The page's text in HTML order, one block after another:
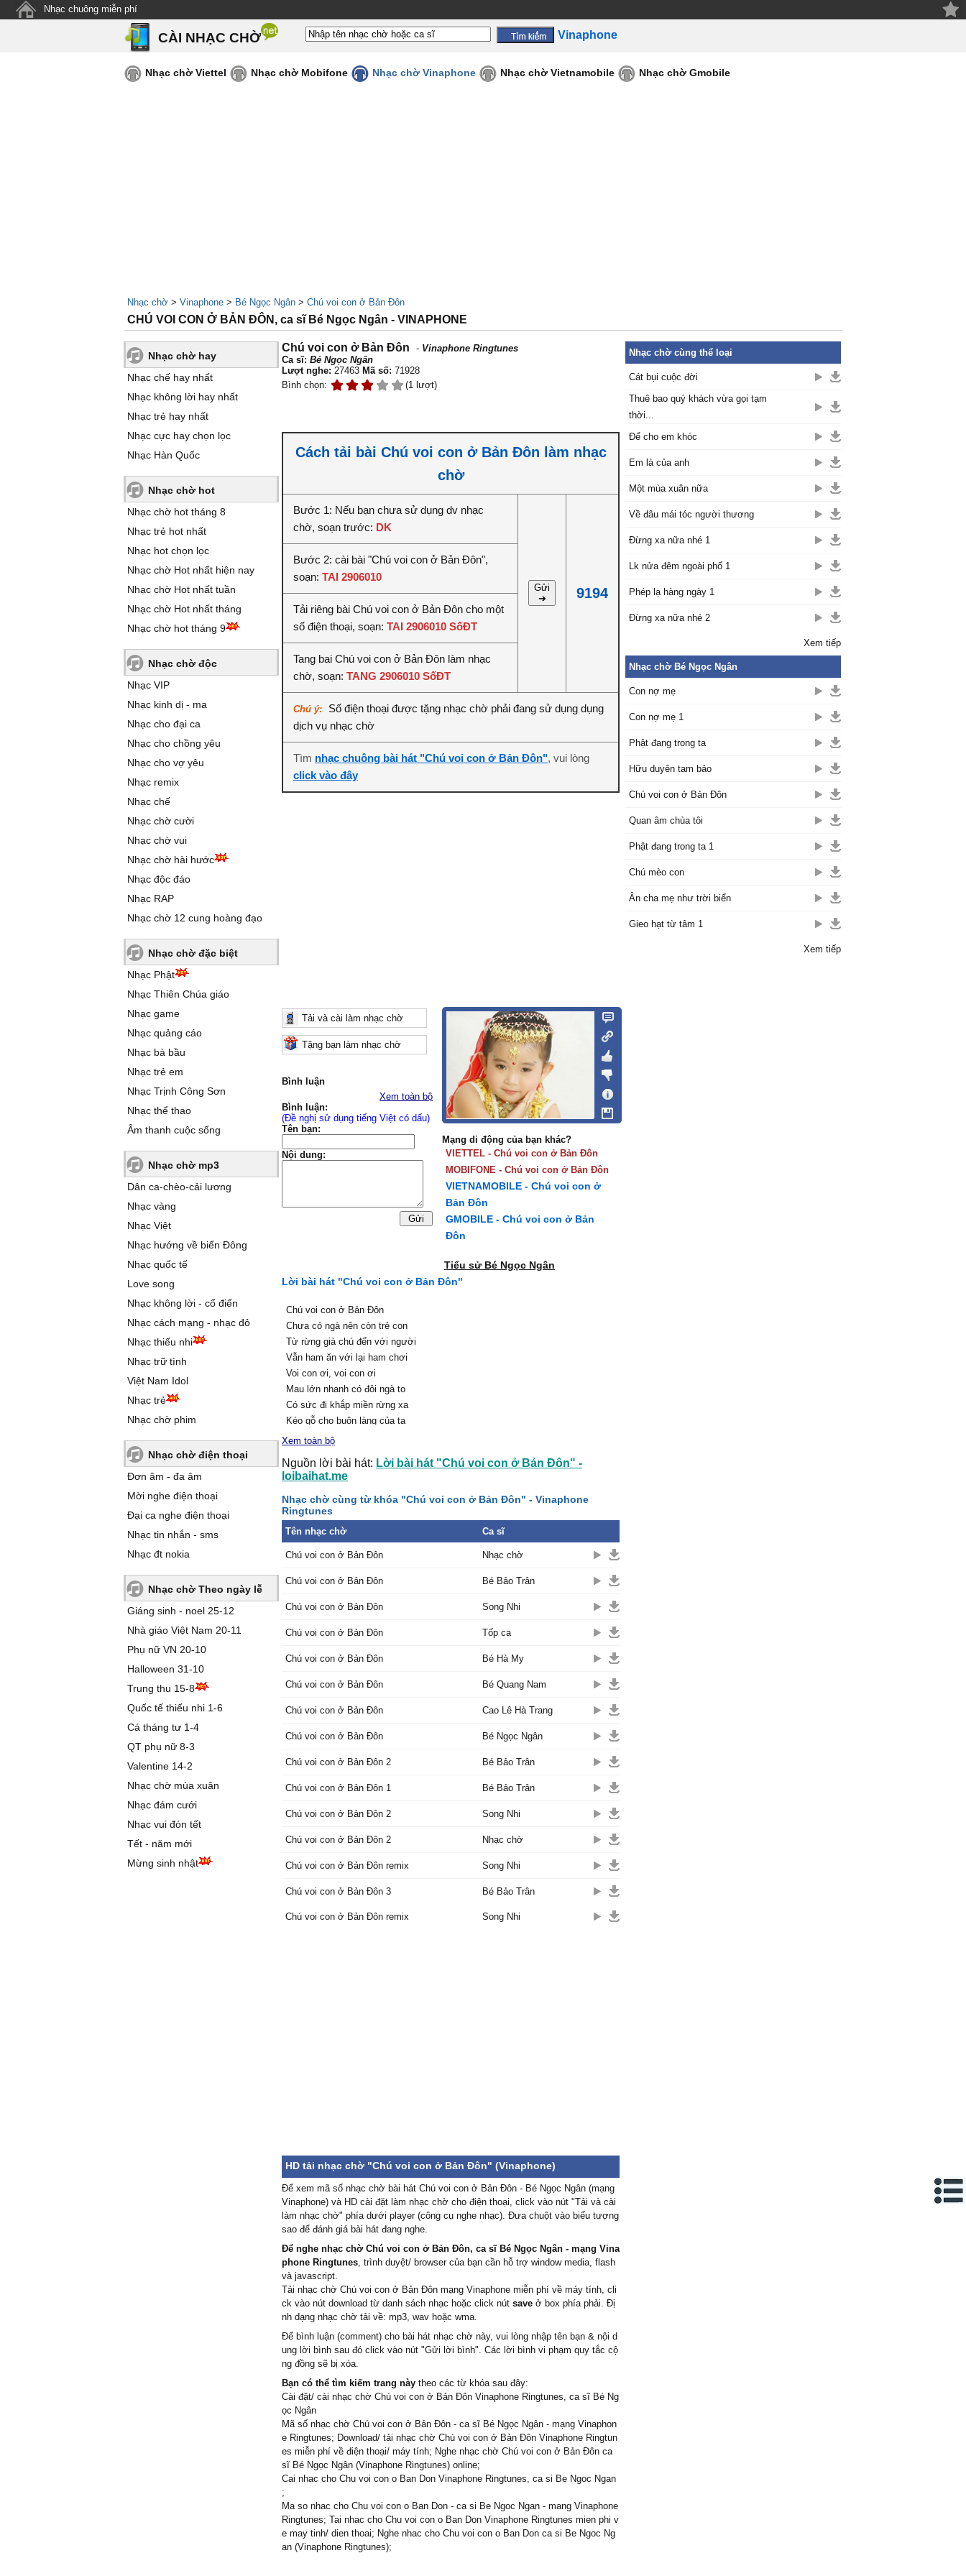
Nhạc chuông miễn phí
CÀI NHẠC CHỜ Vinaphone
Nhạc chờ Viettel Nhạc chờ Mobifone Nhạc chờ Vinaphone Nhạc chờ Vietnamobile Nhạc chờ Gmobile
Nhạc chờ > Vinaphone > Bé Ngọc Ngân > Chú voi con ở Bản Đôn
CHÚ VOI CON Ở BẢN ĐÔN, ca sĩ Bé Ngọc Ngân - VINAPHONE
Nhạc chờ hay
Nhạc chế hay nhất
Nhạc không lời hay nhất
Nhạc trẻ hay nhất
Nhạc cực hay chọn lọc
Nhạc Hàn Quốc
Nhạc chờ hot
Nhạc chờ hot tháng 8
Nhạc trẻ hot nhất
Nhạc hot chọn lọc
Nhạc chờ Hot nhất hiện nay
Nhạc chờ Hot nhất tuần
Nhạc chờ Hot nhất tháng
Nhạc chờ hot tháng 9
Nhạc chờ độc
Nhạc VIP
Nhạc kinh dị - ma
Nhạc cho đại ca
Nhạc cho chồng yêu
Nhạc cho vợ yêu
Nhạc remix
Nhạc chế
Nhạc chờ cười
Nhạc chờ vui
Nhạc chờ hài hước
Nhạc độc đáo
Nhạc RAP
Nhạc chờ 12 cung hoàng đạo
Nhạc chờ đặc biệt
Nhạc Phật
Nhạc Thiên Chúa giáo
Nhạc game
Nhạc quảng cáo
Nhạc bà bầu
Nhạc trẻ em
Nhạc Trịnh Công Sơn
Nhạc thể thao
Âm thanh cuộc sống
Nhạc chờ mp3
Dân ca-chèo-cải lương
Nhạc vàng
Nhạc Việt
Nhạc hướng về biển Đông
Nhạc quốc tế
Love song
Nhạc không lời - cổ điển
Nhạc cách mạng - nhạc đỏ
Nhạc thiếu nhi
Nhạc trữ tình
Việt Nam Idol
Nhạc trẻ
Nhạc chờ phim
Nhạc chờ điện thoại
Đơn âm - đa âm
Mời nghe điện thoại
Đại ca nghe điện thoại
Nhạc tin nhắn - sms
Nhạc đt nokia
Nhạc chờ Theo ngày lễ
Giáng sinh - noel 25-12
Nhà giáo Việt Nam 20-11
Phụ nữ VN 20-10
Halloween 31-10
Trung thu 15-8
Quốc tế thiếu nhi 1-6
Cá tháng tư 1-4
QT phụ nữ 8-3
Valentine 14-2
Nhạc chờ mùa xuân
Nhạc đám cưới
Nhạc vui đón tết
Tết - năm mới
Mừng sinh nhật
Chú voi con ở Bản Đôn - Vinaphone Ringtunes
Ca sĩ: Bé Ngọc Ngân
Lượt nghe: 27463 Mã số: 71928
Bình chọn:
(1 lượt)
Cách tải bài Chú voi con ở Bản Đôn làm nhạc
chờ
Bước 1: Nếu bạn chưa sử dụng dv nhạc
chờ, soạn trước: DK
Gửi
➔
9194
Bước 2: cài bài "Chú voi con ở Bản Đôn",
soạn: TAI 2906010
Tải riêng bài Chú voi con ở Bản Đôn cho một
số điện thoại, soạn: TAI 2906010 SốĐT
Tang bai Chú voi con ở Bản Đôn làm nhạc
chờ, soạn: TANG 2906010 SốĐT
Chú ý:
Số điện thoại được tặng nhạc chờ phải đang sử dụng dụng
dịch vụ nhạc chờ
Tìm nhạc chuông bài hát "Chú voi con ở Bản Đôn", vui lòng
click vào đây
Tải và cài làm nhạc chờ
Tặng bạn làm nhạc chờ
Bình luận
Xem toàn bộ
Bình luận:
(Đề nghị sử dụng tiếng Việt có dấu)
Tên bạn:
Nội dung:
Mạng di động của bạn khác?
VIETTEL - Chú voi con ở Bản Đôn
MOBIFONE - Chú voi con ở Bản Đôn
VIETNAMOBILE - Chú voi con ở
Bản Đôn
GMOBILE - Chú voi con ở Bản
Đôn
Tiểu sử Bé Ngọc Ngân
Lời bài hát "Chú voi con ở Bản Đôn"
Chú voi con ở Bản Đôn
Chưa có ngà nên còn trẻ con
Từ rừng già chú đến với người
Vẫn ham ăn với lại ham chơi
Voi con ơi, voi con ơi
Mau lớn nhanh có đôi ngà to
Có sức đi khắp miền rừng xa
Kéo gỗ cho buôn làng của ta
Chú voi con thật là khôn
Đôn
Đầu gật gù lúc lắc cái vòi
Khéo đung đưa theo nhịp chiêng
vui
Voi con ơi, voi con ơi
voi
tươi
Chú voi con ở Bản Đôn
Từ rừng già chú đến với người
Voi con ơi, voi con ơi
Mau lớn nhanh có đôi ngà to
Kéo gỗ cho buôn làng của ta
Quen thiếu nhi khắp vùng Bản
Đôn
Khéo đung đưa theo nhịp chiêng
Mau lớn nhanh có thân mình to
voi
Mau xuống xây buôn làng đẹp
Xem toàn bộ
Nguồn lời bài hát: Lời bài hát "Chú voi con ở Bản Đôn" -
loibaihat.me
Nhạc chờ cùng từ khóa "Chú voi con ở Bản Đôn" - Vinaphone
Ringtunes
Tên nhạc chờ Ca sĩ
Chú voi con ở Bản Đôn Nhạc chờ
Chú voi con ở Bản Đôn Bé Bảo Trân
Chú voi con ở Bản Đôn Song Nhi
Chú voi con ở Bản Đôn Tốp ca
Chú voi con ở Bản Đôn Bé Hà My
Chú voi con ở Bản Đôn Bé Quang Nam
Chú voi con ở Bản Đôn Cao Lê Hà Trang
Chú voi con ở Bản Đôn Bé Ngọc Ngân
Chú voi con ở Bản Đôn 2 Bé Bảo Trân
Chú voi con ở Bản Đôn 1 Bé Bảo Trân
Chú voi con ở Bản Đôn 2 Song Nhi
Chú voi con ở Bản Đôn 2 Nhạc chờ
Chú voi con ở Bản Đôn remix Song Nhi
Chú voi con ở Bản Đôn 3 Bé Bảo Trân
Chú voi con ở Bản Đôn remix Song Nhi
HD tải nhạc chờ "Chú voi con ở Bản Đôn" (Vinaphone)
Để xem mã số nhạc chờ bài hát Chú voi con ở Bản Đôn - Bé Ngọc Ngân (mạng
Vinaphone) và HD cài đặt làm nhạc chờ cho điện thoại, click vào nút "Tải và cài
làm nhạc chờ" phía dưới player (công cụ nghe nhạc). Đưa chuột vào biểu tượng
sao để đánh giá bài hát đang nghe.
Để nghe nhạc chờ Chú voi con ở Bản Đôn, ca sĩ Bé Ngọc Ngân - mạng Vina
phone Ringtunes, trình duyệt/ browser của bạn cần hỗ trợ window media, flash
và javascript.
Tải nhạc chờ Chú voi con ở Bản Đôn mạng Vinaphone miễn phí về máy tính, cli
ck vào nút download từ danh sách nhạc hoặc click nút save ở box phía phải. Đị
nh dạng nhạc chờ tải về: mp3, wav hoặc wma.
Để bình luận (comment) cho bài hát nhạc chờ này, vui lòng nhập tên bạn & nội d
ung lời bình sau đó click vào nút "Gửi lời bình". Các lời bình vi phạm quy tắc cộ
ng đồng sẽ bị xóa.
Bạn có thể tìm kiếm trang này theo các từ khóa sau đây:
Cài đặt/ cài nhạc chờ Chú voi con ở Bản Đôn Vinaphone Ringtunes, ca sĩ Bé Ng
ọc Ngân
Mã số nhạc chờ Chú voi con ở Bản Đôn - ca sĩ Bé Ngọc Ngân - mạng Vinaphon
e Ringtunes; Download/ tải nhạc chờ Chú voi con ở Bản Đôn Vinaphone Ringtun
es miễn phí về điện thoại/ máy tính; Nghe nhạc chờ Chú voi con ở Bản Đôn ca
sĩ Bé Ngọc Ngân (Vinaphone Ringtunes) online;
Cai nhac cho Chu voi con o Ban Don Vinaphone Ringtunes, ca si Be Ngoc Ngan
;
Ma so nhac cho Chu voi con o Ban Don - ca si Be Ngoc Ngan - mang Vinaphone
Ringtunes; Tai nhac cho Chu voi con o Ban Don Vinaphone Ringtunes mien phi v
e may tinh/ dien thoai; Nghe nhac cho Chu voi con o Ban Don ca si Be Ngoc Ng
an (Vinaphone Ringtunes);
Nhạc chờ cùng thể loại
Cát bụi cuộc đời
Thuê bao quý khách vừa gọi tạm
thời...
Để cho em khóc
Em là của anh
Một mùa xuân nữa
Về đâu mái tóc người thương
Đừng xa nữa nhé 1
Lk nửa đêm ngoài phố 1
Phép lạ hàng ngày 1
Đừng xa nữa nhé 2
Xem tiếp
Nhạc chờ Bé Ngọc Ngân
Con nợ mẹ
Con nợ mẹ 1
Phật đang trong ta
Hữu duyên tam bảo
Chú voi con ở Bản Đôn
Quan âm chùa tôi
Phật đang trong ta 1
Chú mèo con
Ân cha mẹ như trời biển
Gieo hạt từ tâm 1
Xem tiếp